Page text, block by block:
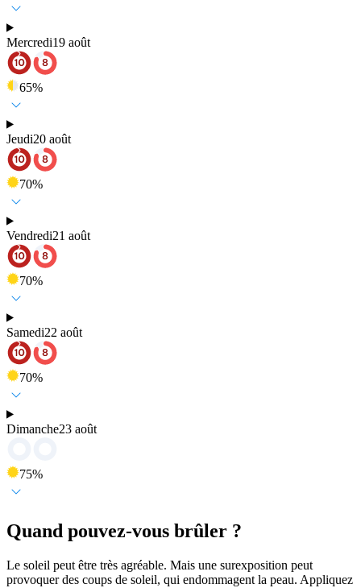
Mercredi19 août
65%
Jeudi20 août
70%
Vendredi21 août
70%
Samedi22 août
70%
Dimanche23 août
75%
Quand pouvez-vous brûler ?
Le soleil peut être très agréable. Mais une surexposition peut
provoquer des coups de soleil, qui endommagent la peau. Appliquez